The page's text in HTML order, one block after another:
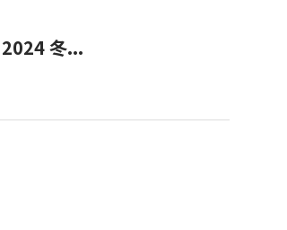
2024 冬...